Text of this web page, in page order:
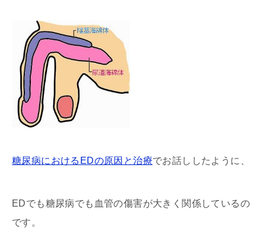
糖尿病におけるEDの原因と治療でお話ししたように、
EDでも糖尿病でも血管の傷害が大きく関係しているの
です。